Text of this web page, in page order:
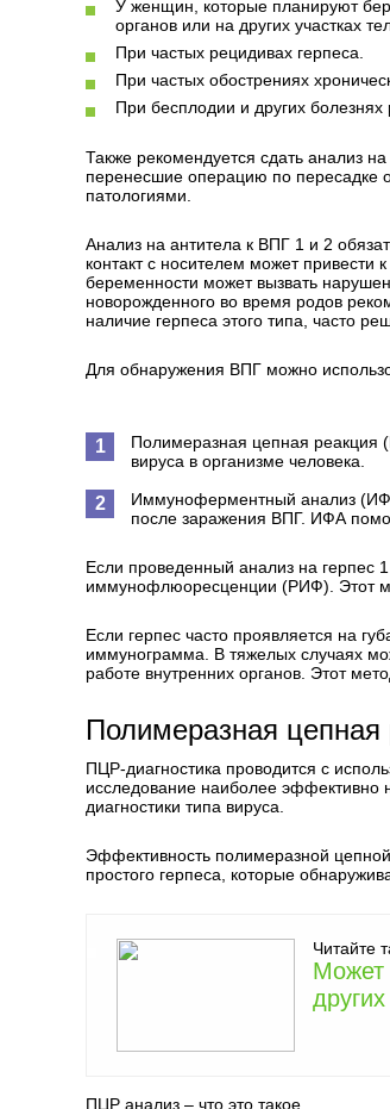
У женщин, которые планируют
органов или на других участках
При частых рецидивах герпеса.
При частых обострениях
При бесплодии и других
Также рекомендуется сдать анализ
перенесшие операцию по пересадке
патологиями.
Анализ на антитела к ВПГ 1 и 2
контакт с носителем может
беременности может вызвать
новорожденного во время родов
наличие герпеса этого типа, часто
Для обнаружения ВПГ можно
Полимеразная цепная реакция
вируса в организме человека.
Иммуноферментный анализ
после заражения ВПГ. ИФА
Если проведенный анализ на герпес
иммунофлюоресценции (РИФ). Этот
Если герпес часто проявляется на
иммунограмма. В тяжелых случаях
работе внутренних органов. Этот
Полимеразная цепная
ПЦР-диагностика проводится с
исследование наиболее
диагностики типа вируса.
Эффективность полимеразной
простого герпеса, которые
Читайте
Может
ПЦР анализ – что это такое